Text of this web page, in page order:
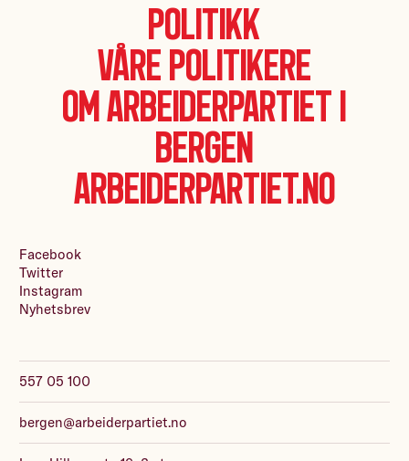
Politikk
Våre politikere
Om Arbeiderpartiet i
Bergen
Arbeiderpartiet.no
557 05 100
bergen@arbeiderpartiet.no
Facebook
Twitter
Instagram
Nyhetsbrev